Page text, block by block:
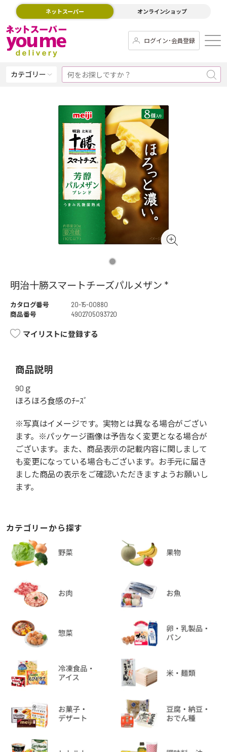
ネットスーパー オンラインショップ
ログイン･会員登録
カテゴリー
明治十勝スマートチーズパルメザン *
カタログ番号
20-15-00880
商品番号
4902705093720
マイリストに登録する
商品説明
90ｇ
ほろほろ食感のﾁｰｽﾞ
※写真はイメージです。実物とは異なる場合がござい
ます。※パッケージ画像は予告なく変更となる場合が
ございます。また、商品表示の記載内容に関しまして
も変更になっている場合もございます。お手元に届き
ました商品の表示をご確認いただきますようお願いし
ます。
カテゴリーから探す